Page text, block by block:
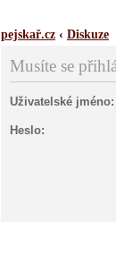
pejskař.cz ‹ Diskuze
Musíte se
Uživatelské jméno:
Heslo: